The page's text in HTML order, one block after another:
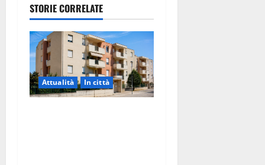
STORIE CORRELATE
Attualità In città